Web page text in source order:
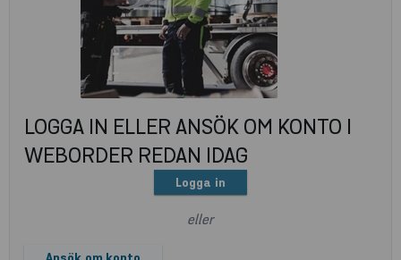
LOGGA IN ELLER ANSÖK OM KONTO I
WEBORDER REDAN IDAG
Logga in
eller